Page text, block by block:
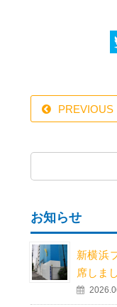
PREVIOUS
お知らせ
新横浜
席しま